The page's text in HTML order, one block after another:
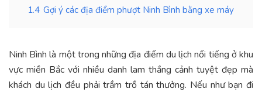
1.4 Gợi ý các địa điểm phượt Ninh Bình bằng xe máy
Ninh Bình là một trong những địa điểm du lịch nổi tiếng ở khu
vực miền Bắc với nhiều danh lam thắng cảnh tuyệt đẹp mà
khách du lịch đều phải trầm trồ tán thưởng. Nếu như bạn đi